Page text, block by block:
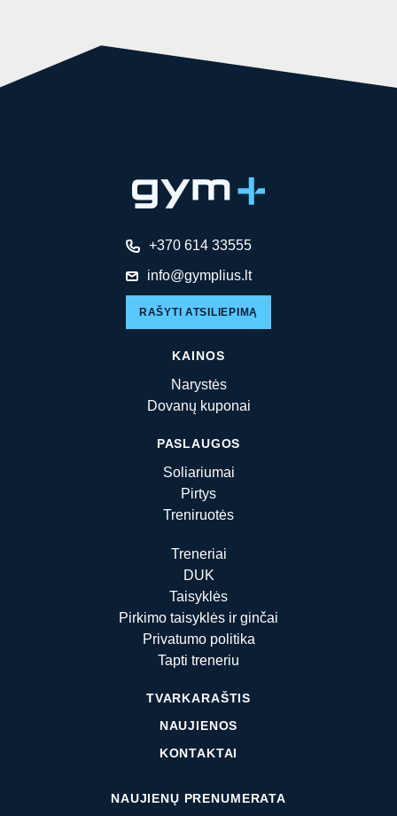
+370 614 33555
info@gymplius.lt
RAŠYTI ATSILIEPIMĄ
KAINOS
Narystės
Dovanų kuponai
PASLAUGOS
Soliariumai
Pirtys
Treniruotės
Treneriai
DUK
Taisyklės
Pirkimo taisyklės ir ginčai
Privatumo politika
Tapti treneriu
TVARKARAŠTIS
NAUJIENOS
KONTAKTAI
NAUJIENŲ PRENUMERATA